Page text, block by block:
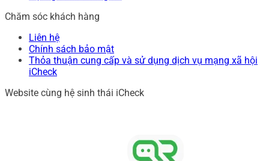
Chăm sóc khách hàng
Liên hệ
Chính sách bảo mật
Thỏa thuận cung cấp và sử dụng dịch vụ mạng xã hội
iCheck
Website cùng hệ sinh thái iCheck